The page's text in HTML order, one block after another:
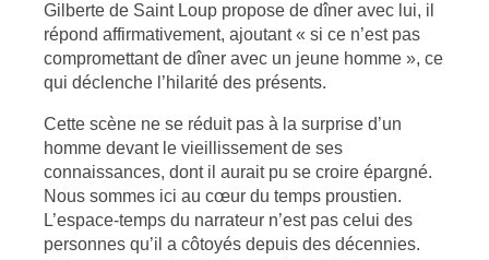
Gilberte de Saint Loup propose de dîner avec lui, il
répond affirmativement, ajoutant « si ce n’est pas
compromettant de dîner avec un jeune homme », ce
qui déclenche l’hilarité des présents.
Cette scène ne se réduit pas à la surprise d’un
homme devant le vieillissement de ses
connaissances, dont il aurait pu se croire épargné.
Nous sommes ici au cœur du temps proustien.
L’espace-temps du narrateur n’est pas celui des
personnes qu’il a côtoyés depuis des décennies.